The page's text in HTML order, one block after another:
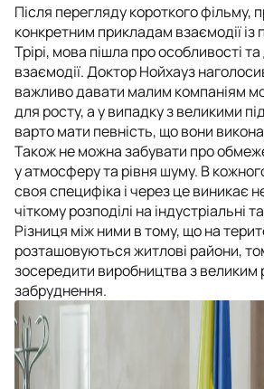
Після перегляду короткого фільму,
конкретним прикладам взаємодії із
Трірі, мова пішла про особливості та
взаємодії. Доктор Нойхауз
важливо давати малим компаніям
для росту, а у випадку з великими
варто мати певність, що вони
Також не можна забувати про
у атмосферу та рівня шуму. В
своя специфіка і через це виникає
чіткому розподілі на індустріальні
Різниця між ними в тому, що на
розташовуються житлові райони,
зосередити виробництва з великим
забруднення.